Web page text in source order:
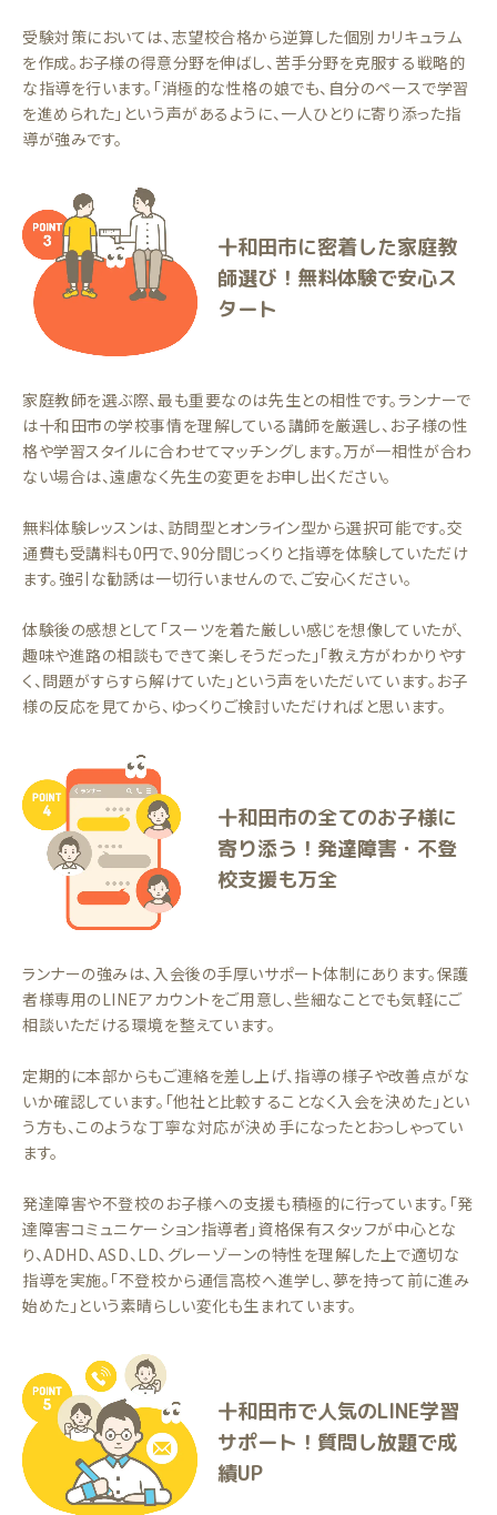
受験対策においては、志望校合格から逆算した個別カリキュラム
を作成。お子様の得意分野を伸ばし、苦手分野を克服する戦略的
な指導を行います。「消極的な性格の娘でも、自分のペースで学習
を進められた」という声があるように、一人ひとりに寄り添った指
導が強みです。
十和田市に密着した家庭教
師選び！無料体験で安心ス
タート
家庭教師を選ぶ際、最も重要なのは先生との相性です。ランナーで
は十和田市の学校事情を理解している講師を厳選し、お子様の性
格や学習スタイルに合わせてマッチングします。万が一相性が合わ
ない場合は、遠慮なく先生の変更をお申し出ください。
無料体験レッスンは、訪問型とオンライン型から選択可能です。交
通費も受講料も0円で、90分間じっくりと指導を体験していただけ
ます。強引な勧誘は一切行いませんので、ご安心ください。
体験後の感想として「スーツを着た厳しい感じを想像していたが、
趣味や進路の相談もできて楽しそうだった」「教え方がわかりやす
く、問題がすらすら解けていた」という声をいただいています。お子
様の反応を見てから、ゆっくりご検討いただければと思います。
十和田市の全てのお子様に
寄り添う！発達障害・不登
校支援も万全
ランナーの強みは、入会後の手厚いサポート体制にあります。保護
者様専用のLINEアカウントをご用意し、些細なことでも気軽にご
相談いただける環境を整えています。
定期的に本部からもご連絡を差し上げ、指導の様子や改善点がな
いか確認しています。「他社と比較することなく入会を決めた」とい
う方も、このような丁寧な対応が決め手になったとおっしゃってい
ます。
発達障害や不登校のお子様への支援も積極的に行っています。「発
達障害コミュニケーション指導者」資格保有スタッフが中心とな
り、ADHD、ASD、LD、グレーゾーンの特性を理解した上で適切な
指導を実施。「不登校から通信高校へ進学し、夢を持って前に進み
始めた」という素晴らしい変化も生まれています。
十和田市で人気のLINE学習
サポート！質問し放題で成
績UP